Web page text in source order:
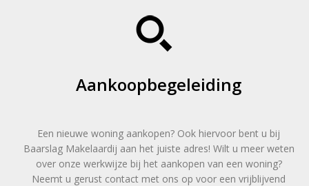
Aankoopbegeleiding
Een nieuwe woning aankopen? Ook hiervoor bent u bij
Baarslag Makelaardij aan het juiste adres! Wilt u meer weten
over onze werkwijze bij het aankopen van een woning?
Neemt u gerust contact met ons op voor een vrijblijvend